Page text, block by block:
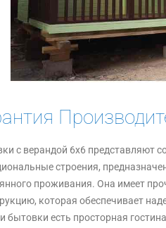
с верандой 6х6 представляют
строения,
проживания. Она имеет
которая обеспечивает
бытовки есть просторная